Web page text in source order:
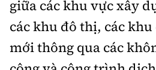
giữa các khu vực xây
các khu đô thị, các
mới thông qua các